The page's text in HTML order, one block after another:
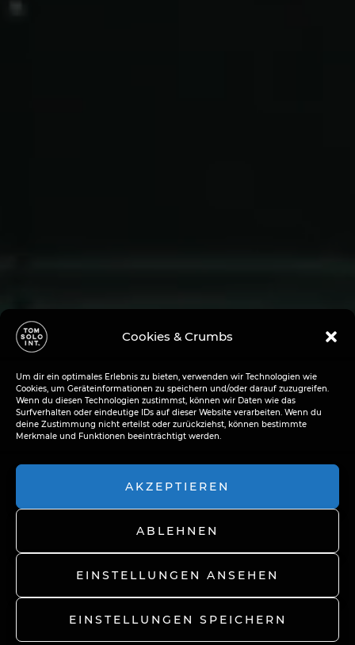
Cookies & Crumbs
Um dir ein optimales Erlebnis zu bieten, verwenden wir Technologien wie
Cookies, um Geräteinformationen zu speichern und/oder darauf zuzugreifen.
Wenn du diesen Technologien zustimmst, können wir Daten wie das
Surfverhalten oder eindeutige IDs auf dieser Website verarbeiten. Wenn du
deine Zustimmung nicht erteilst oder zurückziehst, können bestimmte
Merkmale und Funktionen beeinträchtigt werden.
AKZEPTIEREN
ABLEHNEN
EINSTELLUNGEN ANSEHEN
EINSTELLUNGEN SPEICHERN